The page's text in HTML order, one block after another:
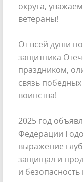
округа,
ветераны!
От всей души
защитника
праздником,
связь
воинства!
2025 год
Федерации
выражение
защищал и
и